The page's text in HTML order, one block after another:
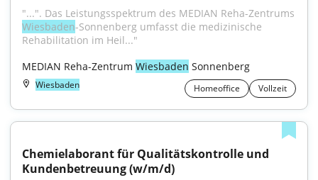
Wiesbaden-Sonnenberg umfasst die medizinische
Rehabilitation im Heil..."
MEDIAN Reha-Zentrum Wiesbaden Sonnenberg
Wiesbaden Homeoffice Vollzeit
Chemielaborant für Qualitätskontrolle und
Kundenbetreuung (w/m/d)